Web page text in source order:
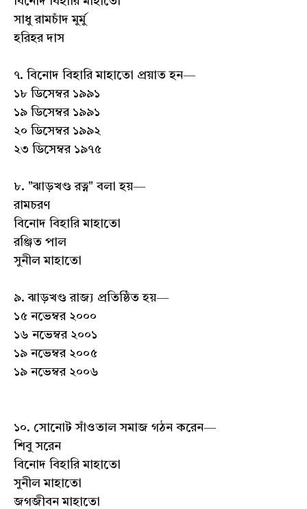
সাধু রামচাঁদ মুর্মু
হরিহর দাস
৭. বিনোদ বিহারি মাহাতো প্রয়াত হন—
১৮ ডিসেম্বর ১৯৯১
১৯ ডিসেম্বর ১৯৯১
২০ ডিসেম্বর ১৯৯২
২৩ ডিসেম্বর ১৯৭৫
৮. "ঝাড়খণ্ড রত্ন" বলা হয়—
রামচরণ
বিনোদ বিহারি মাহাতো
রঞ্জিত পাল
সুনীল মাহাতো
৯. ঝাড়খণ্ড রাজ্য প্রতিষ্ঠিত হয়—
১৫ নভেম্বর ২০০০
১৬ নভেম্বর ২০০১
১৯ নভেম্বর ২০০৫
১৯ নভেম্বর ২০০৬
১০. সোনোট সাঁওতাল সমাজ গঠন করেন—
শিবু সরেন
বিনোদ বিহারি মাহাতো
সুনীল মাহাতো
জগজীবন মাহাতো